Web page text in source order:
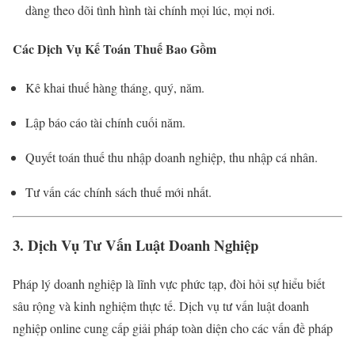
dàng theo dõi tình hình tài chính mọi lúc, mọi nơi.
Các Dịch Vụ Kế Toán Thuế Bao Gồm
Kê khai thuế hàng tháng, quý, năm.
Lập báo cáo tài chính cuối năm.
Quyết toán thuế thu nhập doanh nghiệp, thu nhập cá nhân.
Tư vấn các chính sách thuế mới nhất.
3. Dịch Vụ Tư Vấn Luật Doanh Nghiệp
Pháp lý doanh nghiệp là lĩnh vực phức tạp, đòi hỏi sự hiểu biết
sâu rộng và kinh nghiệm thực tế. Dịch vụ tư vấn luật doanh
nghiệp online cung cấp giải pháp toàn diện cho các vấn đề pháp